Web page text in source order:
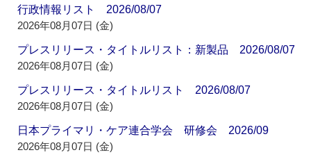
行政情報リスト 2026/08/07
2026年08月07日 (金)
プレスリリース・タイトルリスト：新製品 2026/08/07
2026年08月07日 (金)
プレスリリース・タイトルリスト 2026/08/07
2026年08月07日 (金)
日本プライマリ・ケア連合学会 研修会 2026/09
2026年08月07日 (金)